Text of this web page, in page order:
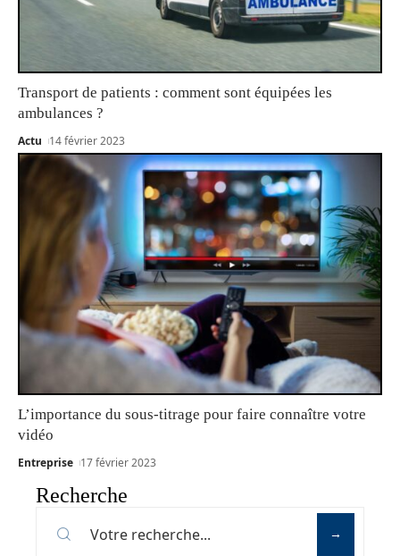
Transport de patients : comment sont équipées les
ambulances ?
Actu 14 février 2023
L’importance du sous-titrage pour faire connaître votre
vidéo
Entreprise 17 février 2023
Recherche